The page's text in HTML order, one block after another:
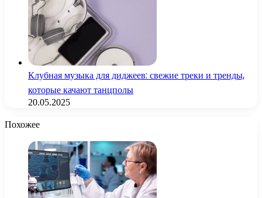
Клубная музыка для диджеев: свежие треки и тренды,
которые качают танцполы
20.05.2025
Похожее